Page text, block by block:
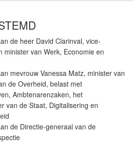
de heer David Clarinval, vice-
minister van Werk, Economie en
mevrouw Vanessa Matz, minister van
de Overheid, belast met
Ambtenarenzaken, het
van de Staat, Digitalisering en
de Directie-generaal van de